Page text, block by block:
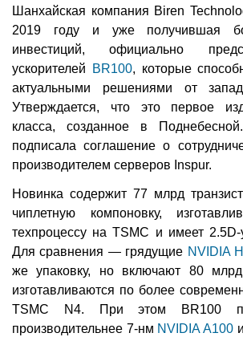
Шанхайская компания Biren
2019 году и уже получившая
инвестиций, официально
ускорителей
BR100, которые
актуальными решениями от
Утверждается, что это первое
класса, созданное в
подписала соглашение о
производителем серверов Inspur.
Новинка содержит 77 млрд
чиплетную компоновку,
техпроцессу на TSMC и имеет 2.5D-
Для сравнения — грядущие NVIDIA
же упаковку, но включают 80 млрд
изготавливаются по более
TSMC N4. При этом BR100
производительнее 7-нм NVIDIA A100